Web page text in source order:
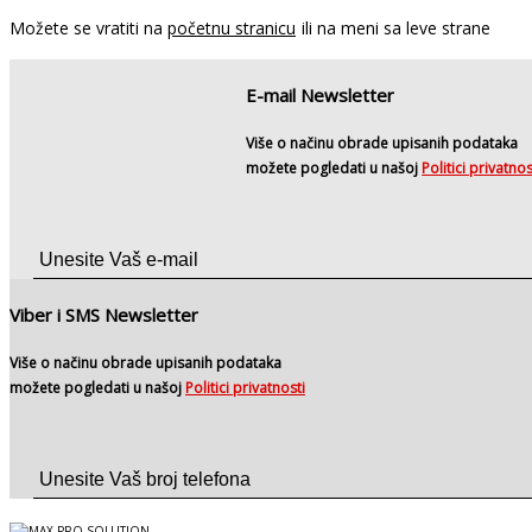
Možete se vratiti na početnu stranicu ili na meni sa leve strane
E-mail Newsletter
Više o načinu obrade upisanih podataka
možete pogledati u našoj Politici
Viber i SMS Newsletter
Više o načinu obrade upisanih podataka
možete pogledati u našoj Politici privatnosti